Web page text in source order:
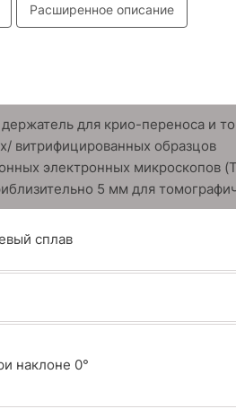
Расширенное описание
для крио-переноса и
витрифицированных образцов
электронных микроскопов
5 мм для
сплав
наклоне 0°